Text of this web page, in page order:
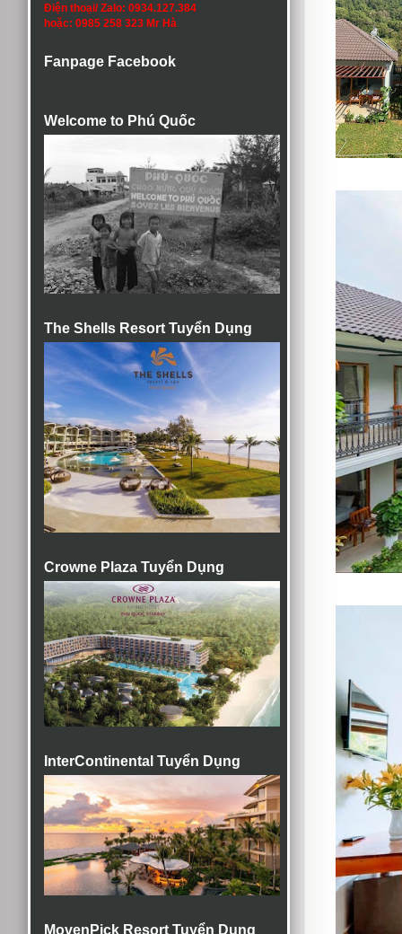
Điện thoại/ Zalo: 0934.127.384
hoặc: 0985 258 323 Mr Hà
Fanpage Facebook
Welcome to Phú Quốc
The Shells Resort Tuyển Dụng
Crowne Plaza Tuyển Dụng
InterContinental Tuyển Dụng
MovenPick Resort Tuyển Dụng